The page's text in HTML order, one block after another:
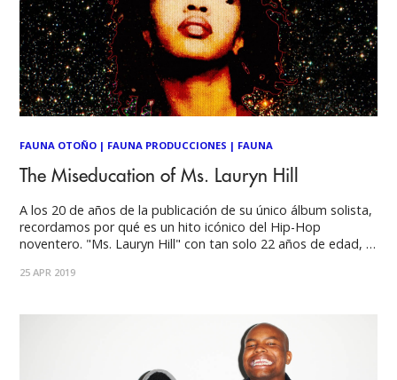
FAUNA OTOÑO | FAUNA PRODUCCIONES | FAUNA
The Miseducation of Ms. Lauryn Hill
A los 20 de años de la publicación de su único álbum solista,
recordamos por qué es un hito icónico del Hip-Hop
noventero. "Ms. Lauryn Hill" con tan solo 22 años de edad, y
de pertenecer a "The Fugees" y de
25 APR 2019